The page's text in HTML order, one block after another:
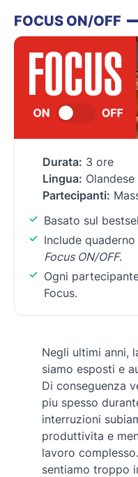
FOCUS ON/OFF
Durata: 3 ore
Lingua:
Partecipanti:
Basato sul
Include
Focus ON/OFF.
Ogni
Focus.
Negli ultimi anni,
siamo esposti e
Di conseguenza
piu spesso
interruzioni
produttivita e
lavoro
sentiamo troppo